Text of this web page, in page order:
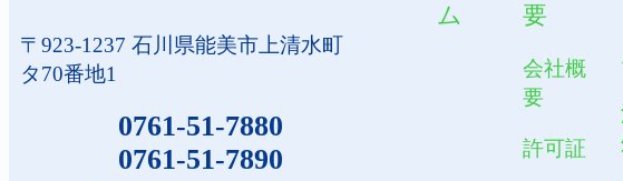
〒923-1237 石川県能美市上清水町
タ70番地1
0761-51-7880
0761-51-7890
ム
要
会社概
要
許可証